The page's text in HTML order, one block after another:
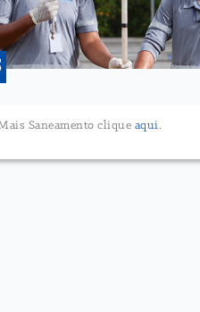
Saneamento clique aqui.